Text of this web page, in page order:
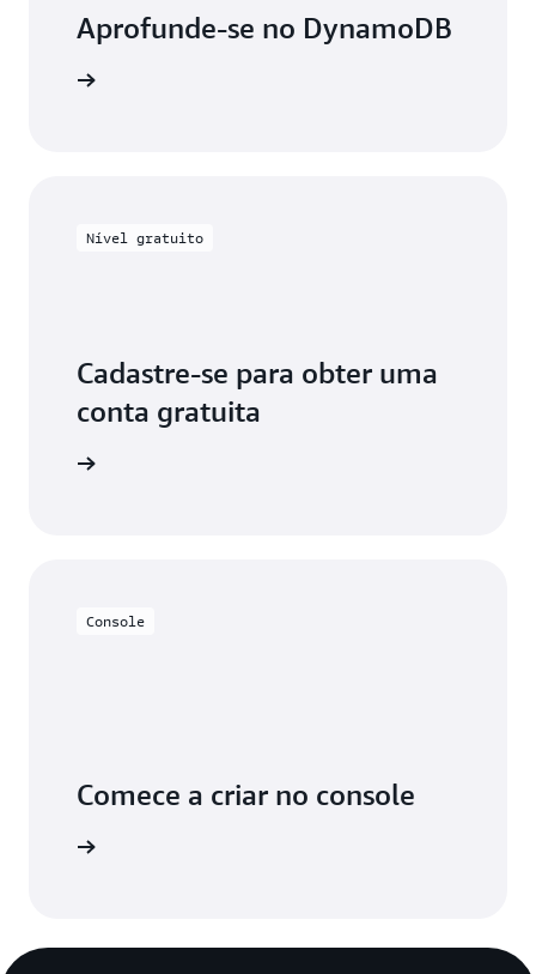
Aprofunde-se no DynamoDB
Nível gratuito
Cadastre-se para obter uma
conta gratuita
Console
Comece a criar no console